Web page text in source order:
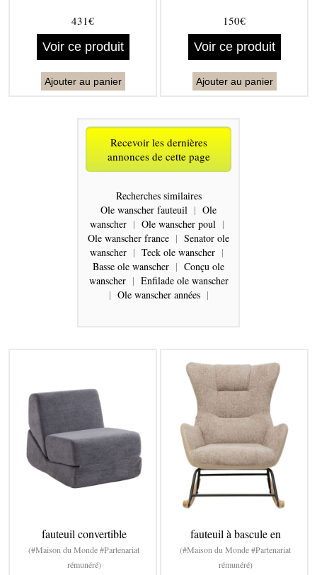
431€
Voir ce produit
Ajouter au panier
150€
Voir ce produit
Ajouter au panier
Recevoir les dernières
annonces de cette page
Recherches similaires
Ole wanscher fauteuil | Ole
wanscher | Ole wanscher poul |
Ole wanscher france | Senator ole
wanscher | Teck ole wanscher |
Basse ole wanscher | Conçu ole
wanscher | Enfilade ole wanscher
| Ole wanscher années |
fauteuil convertible
(#Maison du Monde #Partenariat
rémunéré)
fauteuil à bascule en
(#Maison du Monde #Partenariat
rémunéré)